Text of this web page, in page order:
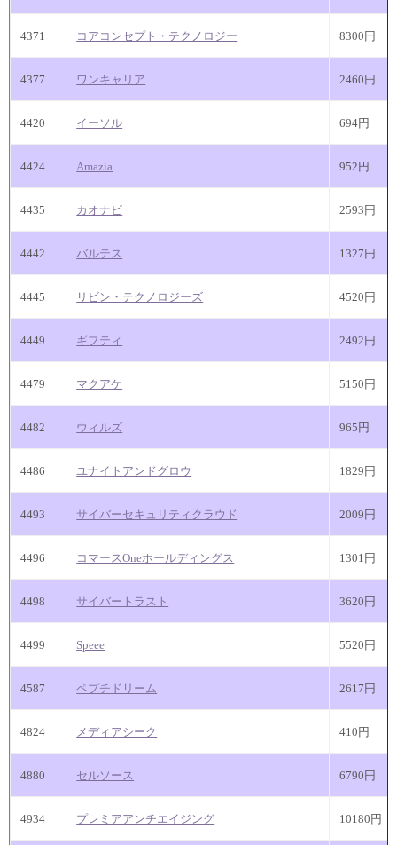
4371 コアコンセプト・テクノロジー 8300円
4377 ワンキャリア 2460円
4420 イーソル 694円
4424 Amazia 952円
4435 カオナビ 2593円
4442 バルテス 1327円
4445 リビン・テクノロジーズ 4520円
4449 ギフティ 2492円
4479 マクアケ 5150円
4482 ウィルズ 965円
4486 ユナイトアンドグロウ 1829円
4493 サイバーセキュリティクラウド 2009円
4496 コマースOneホールディングス 1301円
4498 サイバートラスト 3620円
4499 Speee 5520円
4587 ペプチドリーム 2617円
4824 メディアシーク 410円
4880 セルソース 6790円
4934 プレミアアンチエイジング 10180円